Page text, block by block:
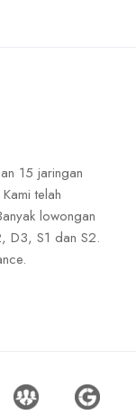
15 jaringan
telah
lowongan
D3, S1 dan S2.